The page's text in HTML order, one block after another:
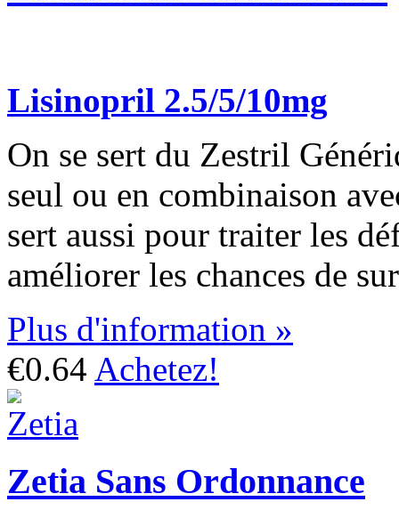
Lisinopril 2.5/5/10mg
On se sert du Zestril
seul ou en combinaison
sert aussi pour traiter les
améliorer les chances de
Plus d'information »
€0.64 Achetez!
Zetia Sans Ordonnance